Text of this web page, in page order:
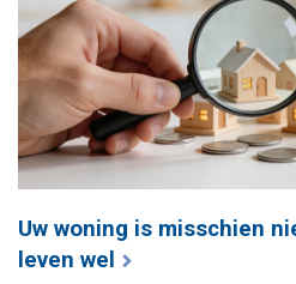
Uw woning is misschien
leven wel